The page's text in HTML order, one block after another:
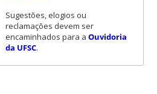
Sugestões, elogios ou
reclamações devem ser
encaminhados para a Ouvidoria
da UFSC.